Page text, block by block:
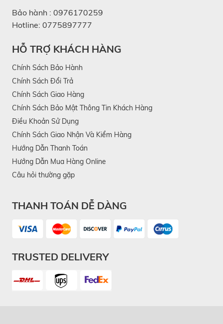
Bảo hành : 0976170259
Hotline: 0775897777
HỖ TRỢ KHÁCH HÀNG
Chính Sách Bảo Hành
Chính Sách Đổi Trả
Chính Sách Giao Hàng
Chính Sách Bảo Mật Thông Tin Khách Hàng
Điều Khoản Sử Dụng
Chính Sách Giao Nhận Và Kiểm Hàng
Hướng Dẫn Thanh Toán
Hướng Dẫn Mua Hàng Online
Câu hỏi thường gặp
THANH TOÁN DỄ DÀNG
TRUSTED DELIVERY